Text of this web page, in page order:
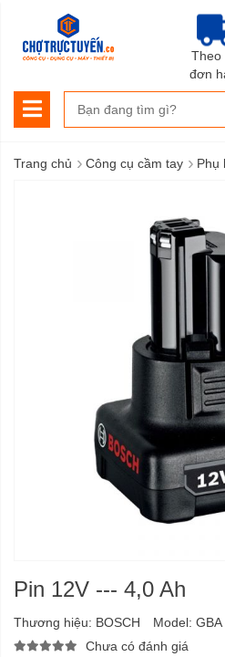
Theo
đơn
Trang chủ › Công cụ cầm tay › Phụ
Pin 12V --- 4,0 Ah
Thương hiệu: BOSCH Model: GBA
Chưa có đánh giá